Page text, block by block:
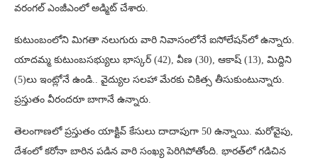
వరంగల్ ఎంజీఎంలో అడ్మిట్ చేశారు.
కుటుంబంలోని మిగతా నలుగురు వారి నివాసంలోనే ఐసోలేషన్‌లో ఉన్నారు.
యాదమ్మ కుటుంబసభ్యులు భాస్కర్ (42), వీణ (30), ఆకాష్ (13), మిద్దిని
(5)లు ఇంట్లోనే ఉండి.. వైద్యుల సలహా మేరకు చికిత్స తీసుకుంటున్నారు.
ప్రస్తుతం వీరందరూ బాగానే ఉన్నారు.
తెలంగాణలో ప్రస్తుతం యాక్టివ్ కేసులు దాదాపుగా 50 ఉన్నాయి. మరోవైపు,
దేశంలో కరోనా బారిన పడిన వారి సంఖ్య పెరిగిపోతోంది. భారత్‌లో గడిచిన